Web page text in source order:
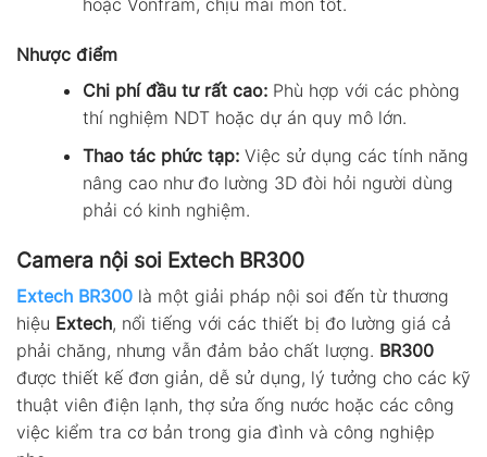
hoặc Vonfram, chịu mài mòn tốt.
Nhược điểm
Chi phí đầu tư rất cao:Phù hợp với các phòng
thí nghiệm NDT hoặc dự án quy mô lớn.
Thao tác phức tạp:Việc sử dụng các tính năng
nâng cao như đo lường 3D đòi hỏi người dùng
phải có kinh nghiệm.
Camera nội soi Extech BR300
Extech BR300 là một giải pháp nội soi đến từ thương
hiệu Extech, nổi tiếng với các thiết bị đo lường giá cả
phải chăng, nhưng vẫn đảm bảo chất lượng. BR300
được thiết kế đơn giản, dễ sử dụng, lý tưởng cho các kỹ
thuật viên điện lạnh, thợ sửa ống nước hoặc các công
việc kiểm tra cơ bản trong gia đình và công nghiệp